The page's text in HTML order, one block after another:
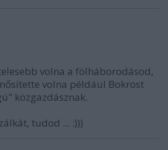
volna a fölháborodásod,
volna például Bokrost
közgazdásznak.
tudod ... :)))